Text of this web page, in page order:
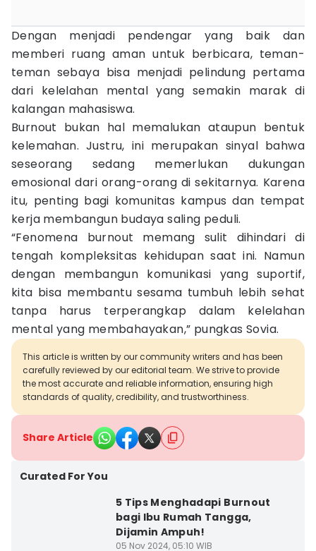
Dengan menjadi pendengar yang baik dan
memberi ruang aman untuk berbicara, teman-
teman sebaya bisa menjadi pelindung pertama
dari kelelahan mental yang semakin marak di
kalangan mahasiswa.
Burnout bukan hal memalukan ataupun bentuk
kelemahan. Justru, ini merupakan sinyal bahwa
seseorang sedang memerlukan dukungan
emosional dari orang-orang di sekitarnya. Karena
itu, penting bagi komunitas kampus dan tempat
kerja membangun budaya saling peduli.
“Fenomena burnout memang sulit dihindari di
tengah kompleksitas kehidupan saat ini. Namun
dengan membangun komunikasi yang suportif,
kita bisa membantu sesama tumbuh lebih sehat
tanpa harus terperangkap dalam kelelahan
mental yang membahayakan,” pungkas Sovia.
This article is written by our community writers and has been
carefully reviewed by our editorial team. We strive to provide
the most accurate and reliable information, ensuring high
standards of quality, credibility, and trustworthiness.
Share Article
Curated For You
5 Tips Menghadapi Burnout
bagi Ibu Rumah Tangga,
Dijamin Ampuh!
05 Nov 2024, 05:10 WIB